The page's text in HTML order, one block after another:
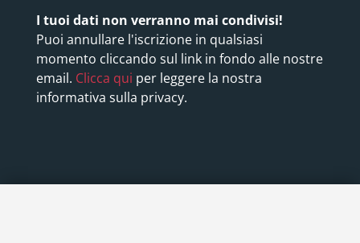
I tuoi dati non verranno mai condivisi!
Puoi annullare l'iscrizione in qualsiasi
momento cliccando sul link in fondo alle nostre
email. Clicca qui per leggere la nostra
informativa sulla privacy.